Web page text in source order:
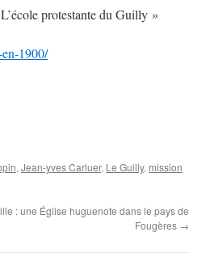
protestante du Guilly »
1900/
, Jean-yves Carluer, Le Guilly, mission
: une Église huguenote dans le pays de
Fougères →